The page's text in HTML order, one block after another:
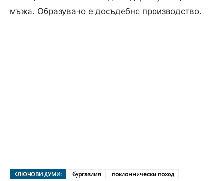
мъжа. Образувано е досъдебно производство.
КЛЮЧОВИ ДУМИ: бургазлия
поклоннически поход